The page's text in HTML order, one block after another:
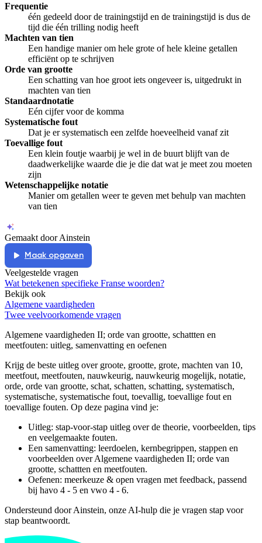
Frequentie
één gedeeld door de trainingstijd en de trainingstijd is dus de
tijd die één trilling nodig heeft
Machten van tien
Een handige manier om hele grote of hele kleine getallen
efficiënt op te schrijven
Orde van grootte
Een schatting van hoe groot iets ongeveer is, uitgedrukt in
machten van tien
Standaardnotatie
Eén cijfer voor de komma
Systematische fout
Dat je er systematisch een zelfde hoeveelheid vanaf zit
Toevallige fout
Een klein foutje waarbij je wel in de buurt blijft van de
daadwerkelijke waarde die je die dat wat je meet zou moeten
zijn
Wetenschappelijke notatie
Manier om getallen weer te geven met behulp van machten
van tien
Gemaakt door Ainstein
Maak opgaven
Veelgestelde vragen
Wat betekenen specifieke Franse woorden?
Bekijk ook
Algemene vaardigheden
Twee veelvoorkomende vragen
Algemene vaardigheden II; orde van grootte, schattten en
meetfouten: uitleg, samenvatting en oefenen
Krijg de beste uitleg over groote, grootte, grote, machten van 10,
meetfout, meetfouten, nauwkeurig, nauwkeurig mogelijk, notatie,
orde, orde van grootte, schat, schatten, schatting, systematisch,
systematische, systematische fout, toevallig, toevallige fout en
toevallige fouten. Op deze pagina vind je:
Uitleg: stap-voor-stap uitleg over de theorie, voorbeelden, tips
en veelgemaakte fouten.
Een samenvatting: leerdoelen, kernbegrippen, stappen en
voorbeelden overAlgemene vaardigheden II; orde van
grootte, schattten en meetfouten.
Oefenen: meerkeuze & open vragen met feedback, passend
bij havo 4 - 5 en vwo 4 - 6.
Ondersteund door Ainstein, onze AI-hulp die je vragen stap voor
stap beantwoordt.